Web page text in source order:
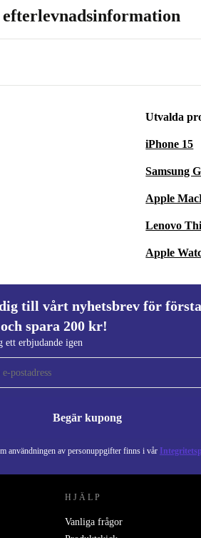
Utvalda
iPhone 15
Samsung
Apple
Lenovo
Apple
till vårt nyhetsbrev för första
spara 200 kr!
ett erbjudande igen
Begär kupong
användningen av personuppgifter finns i vår
för första
kr!
igen.
Information
NEW.
HJÄLP
Vanliga frågor